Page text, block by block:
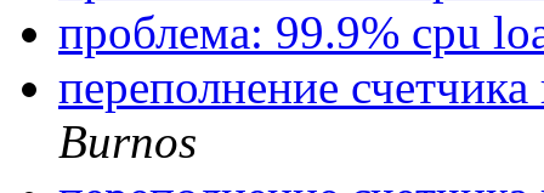
проблема: 99.9% cpu
переполнение
Burnos